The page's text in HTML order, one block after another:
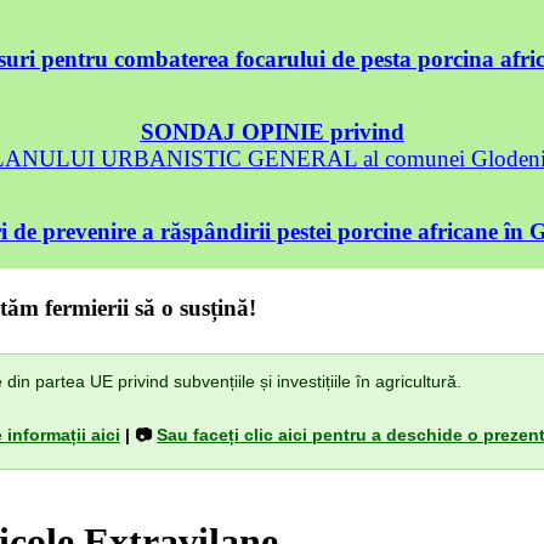
pentru combaterea focarului de pesta porcina
SONDAJ OPINIE privind
URBANISTIC GENERAL al comunei
de prevenire a răspândirii pestei porcine africane în
fermierii să o susțină!
partea UE privind subvențiile și investițiile în agricultură.
informații aici | 📷Sau faceți clic aici pentru a deschide o